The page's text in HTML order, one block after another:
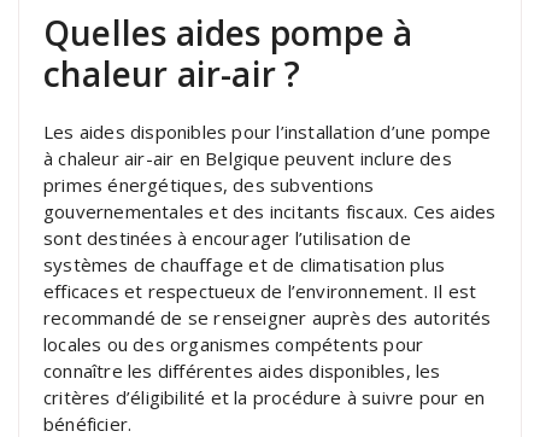
Quelles aides pompe à
chaleur air-air ?
Les aides disponibles pour l’installation d’une pompe
à chaleur air-air en Belgique peuvent inclure des
primes énergétiques, des subventions
gouvernementales et des incitants fiscaux. Ces aides
sont destinées à encourager l’utilisation de
systèmes de chauffage et de climatisation plus
efficaces et respectueux de l’environnement. Il est
recommandé de se renseigner auprès des autorités
locales ou des organismes compétents pour
connaître les différentes aides disponibles, les
critères d’éligibilité et la procédure à suivre pour en
bénéficier.